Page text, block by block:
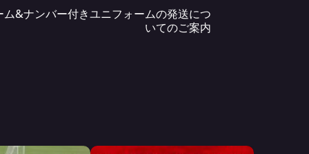
&ナンバー付きユニフォームの発送につ
いてのご案内